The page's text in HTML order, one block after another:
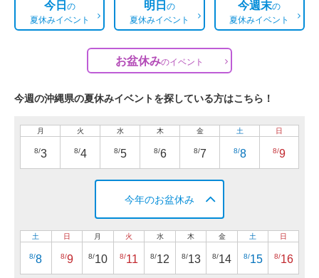
今日の
夏休みイベント
明日の
夏休みイベント
今週末の
夏休みイベント
お盆休みのイベント
今週の沖縄県の夏休みイベントを探している方はこちら！
月
8/3
火
8/4
水
8/5
木
8/6
金
8/7
土
8/8
日
8/9
今年のお盆休み
土
8/8
日
8/9
月
8/10
火
8/11
水
8/12
木
8/13
金
8/14
土
8/15
日
8/16